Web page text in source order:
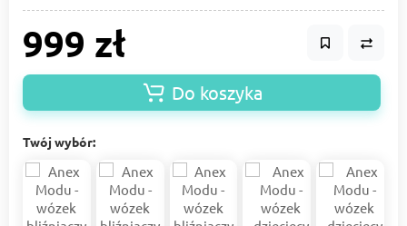
999 zł
Do koszyka
Twój wybór: